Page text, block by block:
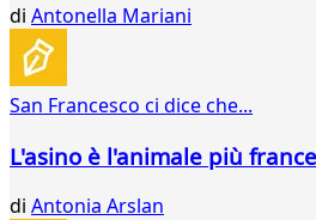
di Antonella Mariani
San Francesco ci dice che...
L'asino è l'animale più
di Antonia Arslan